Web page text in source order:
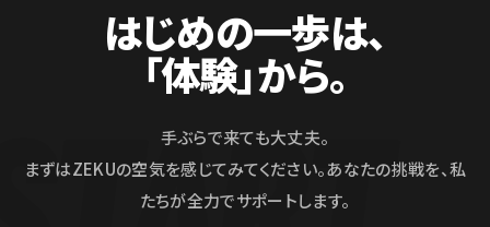
はじめの一歩は、
「体験」から。
手ぶらで来ても大丈夫。
まずはZEKUの空気を感じてみてください。あなたの挑戦を、私
たちが全力でサポートします。